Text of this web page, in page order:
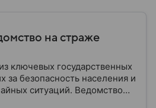
на страже
ключевых государственных
за безопасность населения и
ситуаций. Ведомство
граждан от